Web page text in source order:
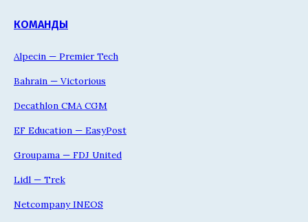
КОМАНДЫ
Alpecin — Premier Tech
Bahrain — Victorious
Decathlon CMA CGM
EF Education — EasyPost
Groupama — FDJ United
Lidl — Trek
Netcompany INEOS